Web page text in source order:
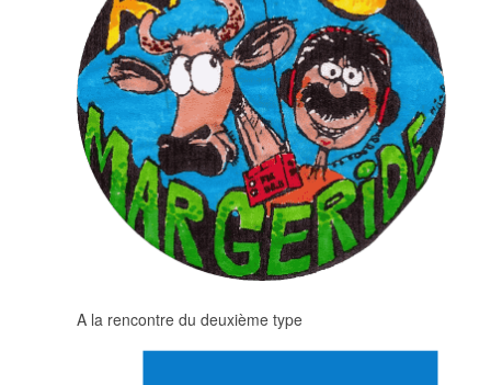
A la rencontre du deuxième type